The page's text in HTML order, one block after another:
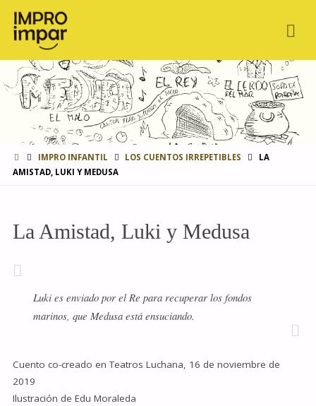
INICIOIMPRO INFANTIL LOS CUENTOS IRREPETIBLES
LA
AMISTAD, LUKI Y MEDUSA
La Amistad, Luki y Medusa
Luki es enviado por el Re para recuperar los fondos
marinos, que Medusa está ensuciando.
Cuento co-creado en Teatros Luchana, 16 de noviembre de
2019
Ilustración de Edu Moraleda